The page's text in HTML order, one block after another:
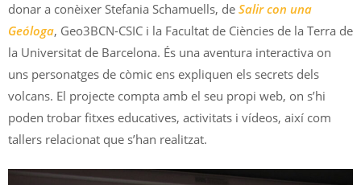
donar a conèixer Stefania Schamuells, de Salir con una
Geóloga, Geo3BCN-CSIC i la Facultat de Ciències de la Terra de
la Universitat de Barcelona. És una aventura interactiva on
uns personatges de còmic ens expliquen els secrets dels
volcans. El projecte compta amb el seu propi web, on s’hi
poden trobar fitxes educatives, activitats i vídeos, així com
tallers relacionat que s’han realitzat.